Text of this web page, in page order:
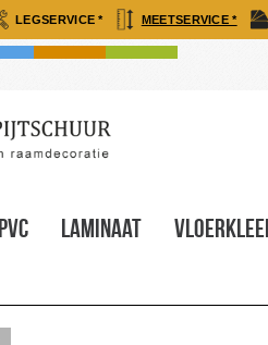
LEGSERVICE * MEETSERVICE *
Pvc Laminaat